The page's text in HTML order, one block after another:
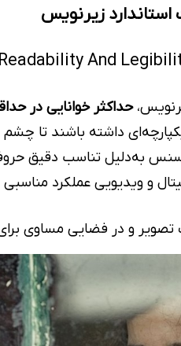
زیرنویس
حداکثر خوانایی در
داشته باشند تا چشم
به‌دلیل تناسب دقیق
و ویدیویی عملکرد مناسبی
تصویر و در فضایی مساوی